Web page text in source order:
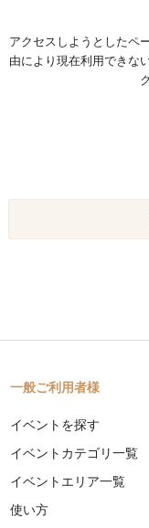
アクセスしようとしたペ
由により現在利用できな
一般ご利用者様
イベントを探す
イベントカテゴリ一覧
イベントエリア一覧
使い方